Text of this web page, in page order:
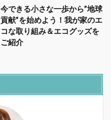
今できる小さな一歩から”地球
貢献”を始めよう！我が家のエ
コな取り組み＆エコグッズを
ご紹介